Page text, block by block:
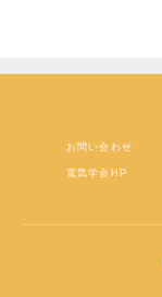
お問い合わせ
電気学会HP